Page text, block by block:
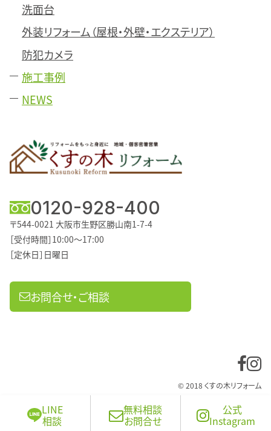
LINE
相談
無料相談
お問合せ
公式
Instagram
0120-928-400
〒544-0021 大阪市生野区勝山南1-7-4
［受付時間］10:00～17:00
［定休日］日曜日
お問合せ・ご相談
洗面台
外装リフォーム（屋根・外壁・エクステリア）
防犯カメラ
施工事例
NEWS
© 2018 くすの木リフォーム